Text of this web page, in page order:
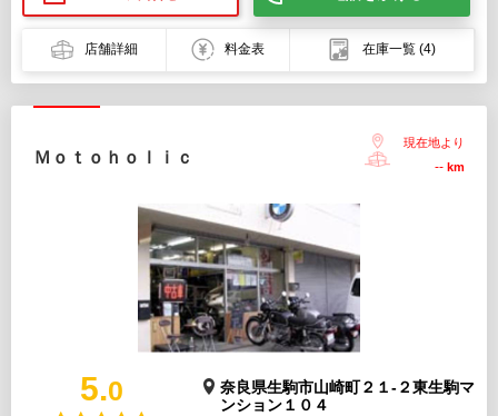
店舗詳細 料金表 在庫一覧 (4)
Ｍｏｔｏｈｏｌｉｃ
現在地より
-- km
5.0
奈良県生駒市山崎町２１-２東生駒マ
ンション１０４